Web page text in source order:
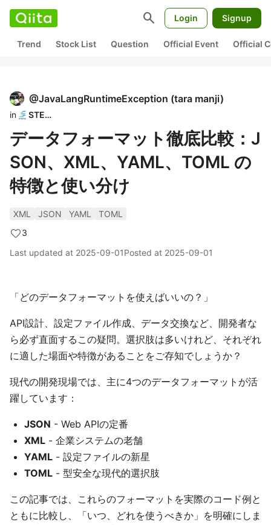
search Login Signup
Trend Stock List Question Official Event Official
@JavaLangRuntimeException (tara manji)
in STECH
データフォーマット徹底比較：J
SON、XML、YAML、TOML の
特徴と使い分け
XML JSON YAML
TOML
3
Last updated at 2025-09-01Posted at 2025-09-01
「どのデータフォーマットを使えばいいの？」
API設計、設定ファイル作成、データ交換など、開発者な
ら必ず直面するこの疑問。選択肢は多いけれど、それぞれ
に適した場面や特徴があることをご存知でしょうか？
現代の開発現場では、主に4つのデータフォーマットが活
躍しています：
JSON - Web APIの定番
XML - 企業システムの老舗
YAML - 設定ファイルの新星
TOML - 型安全な現代的選択肢
この記事では、これらのフォーマットを実際のコード例と
ともに比較し、「いつ、どれを使うべきか」を明確にしま